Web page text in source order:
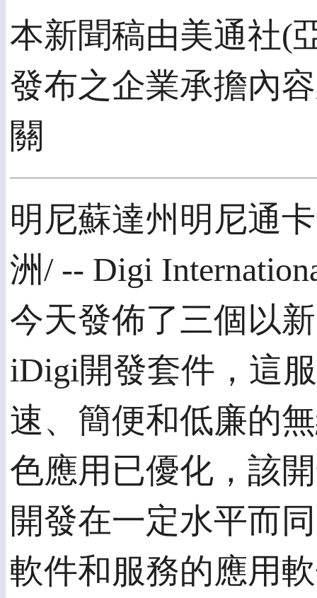
本新聞稿由美通社(
發布之企業承擔內
關
明尼蘇達州明尼通
洲/ -- Digi
今天發佈了三個以
iDigi開發套件，這
速、簡便和低廉的
色應用已優化，該
開發在一定水平而
軟件和服務的應用